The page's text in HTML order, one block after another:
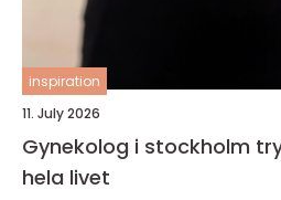
inspiration
11. July 2026
Gynekolog i stockholm trygg vård genom
hela livet